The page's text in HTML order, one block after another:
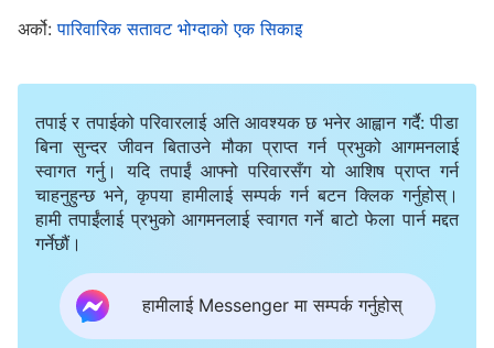
गर्नबाट रोके। तिनीहरूका प्रवचनहरू आत्मिक रूपमा पोषणदायी
तिनीहरूले हामी तिनीहरूको मण्डलीमा फर्कौँ, तिनीहरूको आज्ञा
मानिरहौँ, तिनीहरूको नियन्त्रणमा रहिरहौँ, र अन्ततः आखिरी
दिनहरूको परमेश्‍वरको मुक्ति गुमाऔँ भनेर, हामीलाई सर्वशक्तिमान्‌
परमेश्‍वरलाई विश्वासघात गराउन बाध्य पार्ने आशामा, हामीलाई दोषी
ठहराए र निन्दा गरे। के तिनीहरू शैतानका नोकर थिएनन् र? यो
बुझेर, मैले म शैतानको चालबाजीमा पर्नु हुँदैन भनेर मनमनै भनेँ। म
अर्को:पारिवारिक सतावट भोग्दाको एक सिकाइ
तपाई र तपाईको परिवारलाई अति आवश्यक छ भनेर आह्वान गर्दै: पीडा
बिना सुन्दर जीवन बिताउने मौका प्राप्त गर्न प्रभुको आगमनलाई
स्वागत गर्नु। यदि तपाईं आफ्नो परिवारसँग यो आशिष प्राप्त गर्न
चाहनुहुन्छ भने, कृपया हामीलाई सम्पर्क गर्न बटन क्लिक गर्नुहोस्।
हामी तपाईंलाई प्रभुको आगमनलाई स्वागत गर्ने बाटो फेला पार्न मद्दत
गर्नेछौं।
हामीलाई Messenger मा सम्पर्क गर्नुहोस्